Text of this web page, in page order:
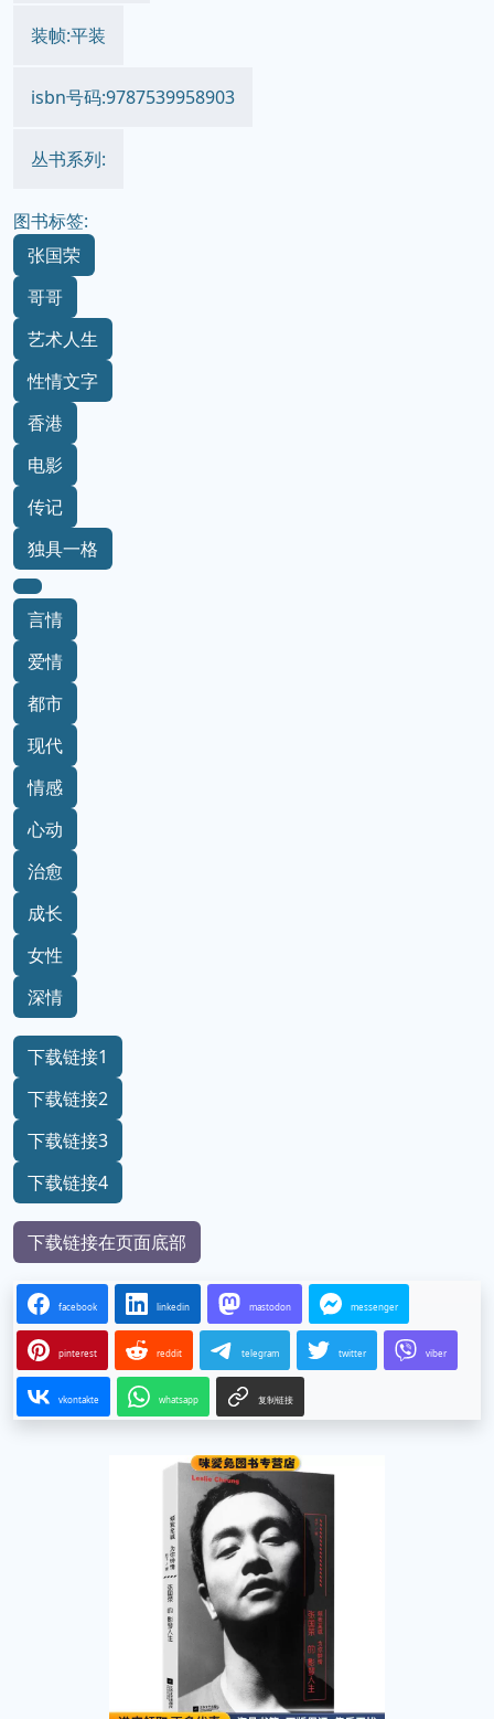
装帧:平装
isbn号码:9787539958903
丛书系列:
图书标签:
张国荣
哥哥
艺术人生
性情文字
香港
电影
传记
独具一格
言情
爱情
都市
现代
情感
心动
治愈
成长
女性
深情
下载链接1
下载链接2
下载链接3
下载链接4
下载链接在页面底部
facebook linkedin mastodon messenger
pinterest reddit telegram twitter viber
vkontakte whatsapp 复制链接